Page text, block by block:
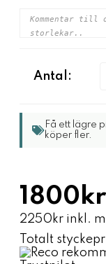
Antal:
Få ett lägre
köper fler.
1800kr
2250kr inkl.
Totalt